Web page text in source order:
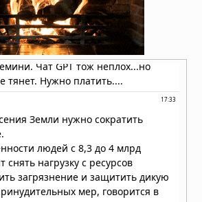
Супертайфун «Дельфин»: пятый
циклон максимальной мощности в
2026 году движется к побережью
Восточной Азии
01.08.2026 в 15:17
Землетрясение в Италии: магнитуда
4,7 у Неаполя, повреждения и
01.08.2026 в 09:32